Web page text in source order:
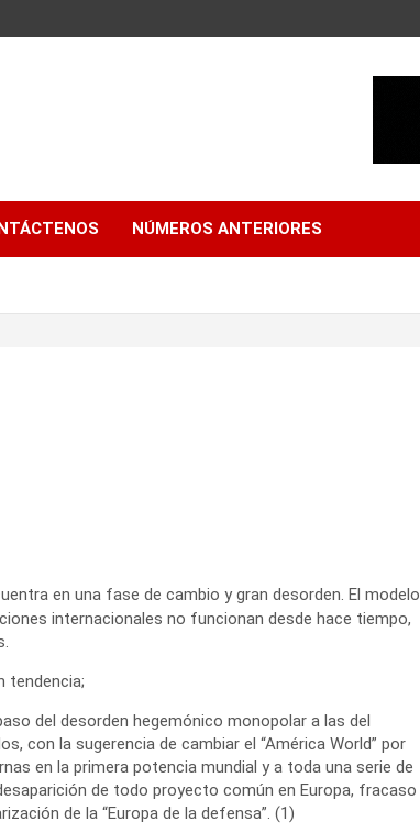
NÚMEROS ANTERIORES
en una fase de cambio y gran desorden. El modelo
internacionales no funcionan desde hace tiempo,
tendencia;
del desorden hegemónico monopolar a las del
con la sugerencia de cambiar el “América World” por
en la primera potencia mundial y a toda una serie de
de todo proyecto común en Europa, fracaso
de la “Europa de la defensa”. (1)